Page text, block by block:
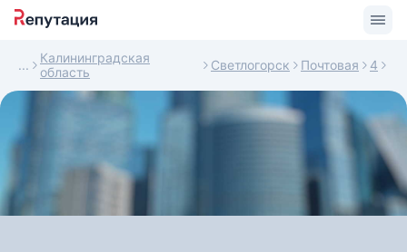
Калининградская
область
Светлогорск Почтовая 4